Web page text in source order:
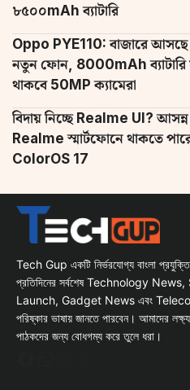
৮৫০০mAh ব্যাটারি
Oppo PYE110: বাজারে আসছে
নতুন ফোন, 8000mAh ব্যাটারি
থাকবে 50MP ক্যামেরা
বিদায় নিচ্ছে Realme UI? আসন্ন
Realme স্মার্টফোনে থাকতে
ColorOS 17
Tech Gup একটি নির্ভরযোগ্য বাংলা
প্রতিদিনের সর্বশেষ Technology
Launch, Gadget News এবং
পরিষ্কার ভাষায় জানতে পারবেন। আমাদের
পাঠকদের জন্য বোধগম্য করে তুলে ধরা।